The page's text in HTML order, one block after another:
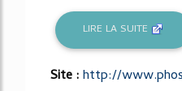
LIRE LA SUITE
Site :http://